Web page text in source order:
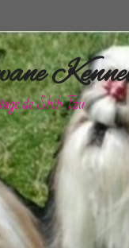
de Shih Tzu